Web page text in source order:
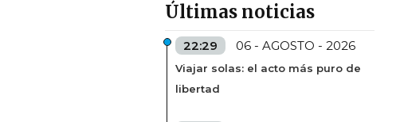
Últimas noticias
22:29 06 - AGOSTO - 2026
Viajar solas: el acto más puro de
libertad